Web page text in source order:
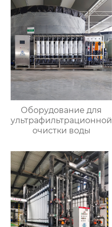
Оборудование для
ультрафильтрационной
очистки воды